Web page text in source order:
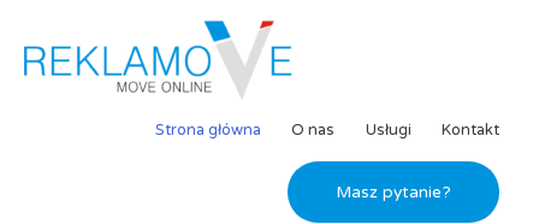
Strona główna O nas Usługi Kontakt
Masz pytanie?